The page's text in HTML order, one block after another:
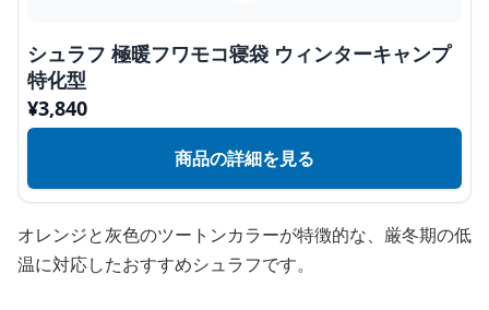
シュラフ 極暖フワモコ寝袋 ウィンターキャンプ
特化型
¥3,840
商品の詳細を見る
オレンジと灰色のツートンカラーが特徴的な、厳冬期の低
温に対応したおすすめシュラフです。